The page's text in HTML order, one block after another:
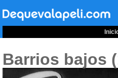
Barrios bajos